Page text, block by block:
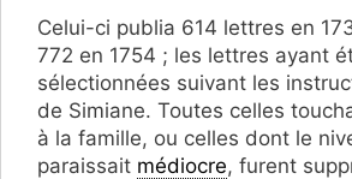
Celui-ci publia 614 lettres en
772 en 1754 ; les lettres ayant
sélectionnées suivant les
de Simiane. Toutes celles
à la famille, ou celles dont le
paraissait médiocre, furent